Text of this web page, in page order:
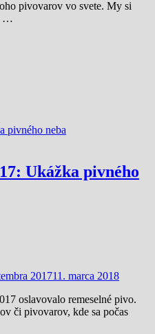
pivovarov vo svete. My si
…
Ukážka pivného
201711. marca 2018
oslavovalo remeselné pivo.
či pivovarov, kde sa počas